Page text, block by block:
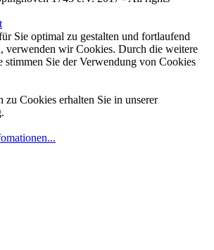
Sie optimal zu gestalten und fortlaufend
verwenden wir Cookies. Durch die weitere
stimmen Sie der Verwendung von Cookies
zu Cookies erhalten Sie in unserer